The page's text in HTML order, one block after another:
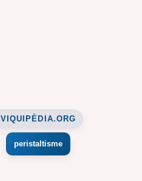
VIQUIPÈDIA.ORG
peristaltisme